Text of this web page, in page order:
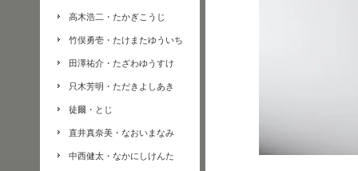
高木浩二・たかぎこうじ
竹俣勇壱・たけまたゆういち
田澤祐介・たざわゆうすけ
只木芳明・ただきよしあき
徒爾・とじ
直井真奈美・なおいまなみ
中西健太・なかにしけんた